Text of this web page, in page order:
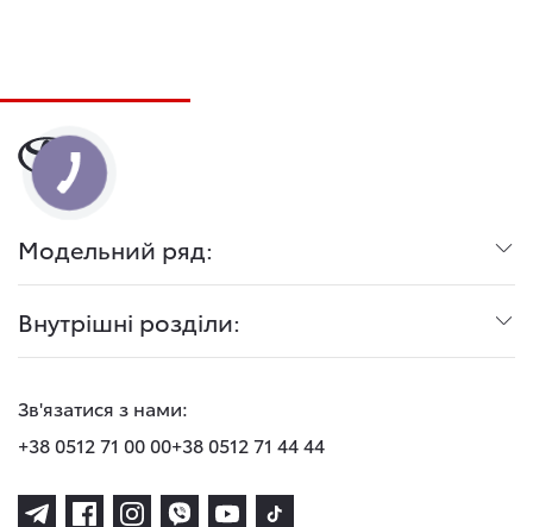
Модельний ряд:
Внутрішні розділи:
Зв'язатися з нами:
+38 0512 71 00 00+38 0512 71 44 44